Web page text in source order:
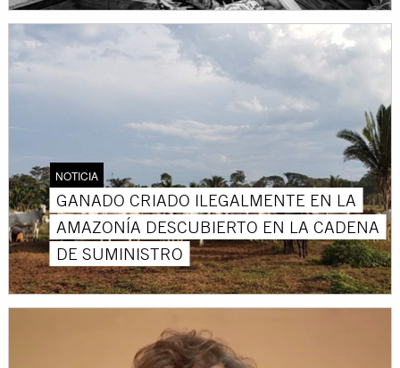
NOTICIA
GANADO CRIADO ILEGALMENTE EN LA
AMAZONÍA DESCUBIERTO EN LA CADENA
DE SUMINISTRO